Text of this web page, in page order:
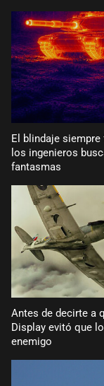
El blindaje
los ingenieros
fantasmas
Antes de decirte a
Display evitó que
enemigo